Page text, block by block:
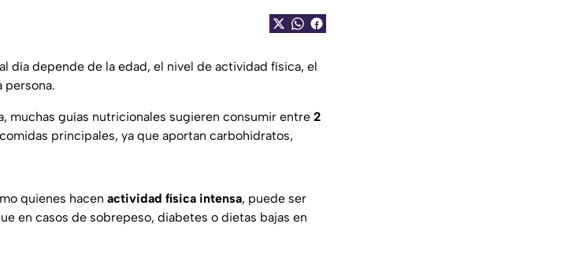
día depende de la edad, el nivel de actividad física, el
persona.
muchas guías nutricionales sugieren consumir entre 2
principales, ya que aportan carbohidratos,
quienes hacen actividad física intensa, puede ser
en casos de sobrepeso, diabetes o dietas bajas en